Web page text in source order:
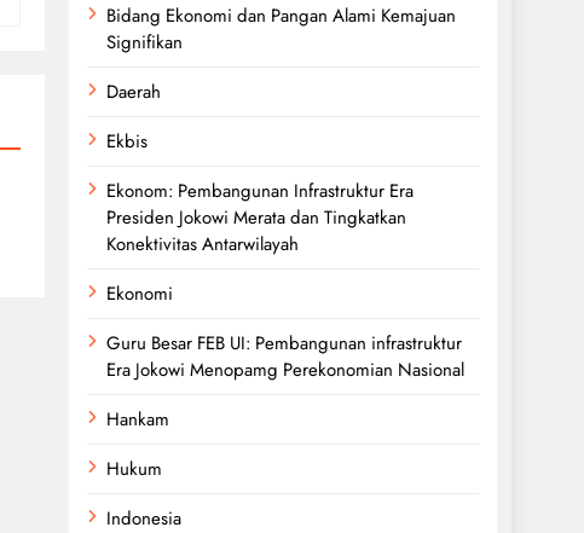
Bidang Ekonomi dan Pangan Alami Kemajuan
Signifikan
Daerah
Ekbis
Ekonom: Pembangunan Infrastruktur Era
Presiden Jokowi Merata dan Tingkatkan
Konektivitas Antarwilayah
Ekonomi
Guru Besar FEB UI: Pembangunan infrastruktur
Era Jokowi Menopamg Perekonomian Nasional
Hankam
Hukum
Indonesia